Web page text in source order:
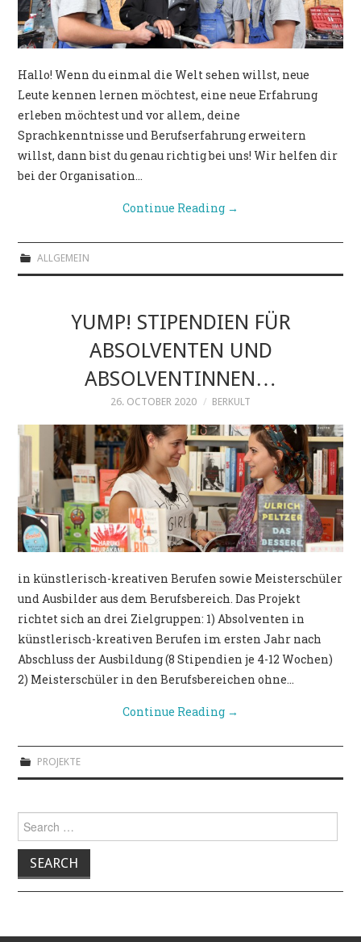
Hallo! Wenn du einmal die Welt sehen willst, neue
Leute kennen lernen möchtest, eine neue Erfahrung
erleben möchtest und vor allem, deine
Sprachkenntnisse und Berufserfahrung erweitern
willst, dann bist du genau richtig bei uns! Wir helfen dir
bei der Organisation…
Continue Reading →
ALLGEMEIN
YUMP! STIPENDIEN FÜR
ABSOLVENTEN UND
ABSOLVENTINNEN…
26. OCTOBER 2020 BERKULT
in künstlerisch-kreativen Berufen sowie Meisterschüler
und Ausbilder aus dem Berufsbereich. Das Projekt
richtet sich an drei Zielgruppen: 1) Absolventen in
künstlerisch-kreativen Berufen im ersten Jahr nach
Abschluss der Ausbildung (8 Stipendien je 4-12 Wochen)
2) Meisterschüler in den Berufsbereichen ohne…
Continue Reading →
PROJEKTE
Search for: